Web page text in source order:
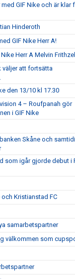
GIF Nike och är klar
Hinderoth
GIF Nike Herr A!
Herr A Melvin
väljer att fortsätta
den 13/10 kl 17.30
4 – Roufpanah gör
i GIF Nike
Skåne och
som igår gjorde debut i
Kristianstad FC
samarbetspartner
välkommen som